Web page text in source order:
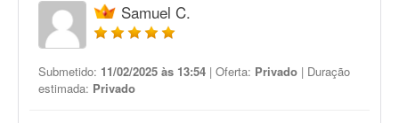
Samuel C.
Submetido: 11/02/2025 às 13:54 | Oferta: Privado | Duração
estimada: Privado